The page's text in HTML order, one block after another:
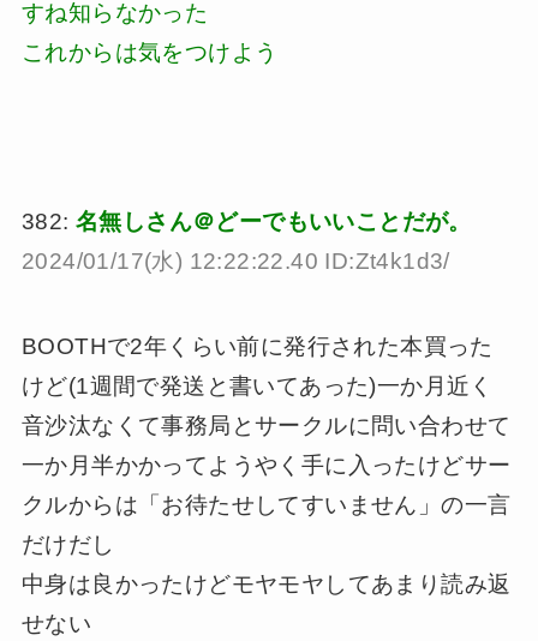
すね知らなかった
これからは気をつけよう
382: 名無しさん＠どーでもいいことだが。
2024/01/17(水) 12:22:22.40 ID:Zt4k1d3/
BOOTHで2年くらい前に発行された本買った
けど(1週間で発送と書いてあった)一か月近く
音沙汰なくて事務局とサークルに問い合わせて
一か月半かかってようやく手に入ったけどサー
クルからは「お待たせしてすいません」の一言
だけだし
中身は良かったけどモヤモヤしてあまり読み返
せない